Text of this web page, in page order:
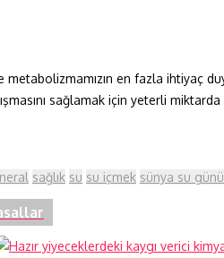
metabolizmamızın en fazla ihtiyaç
sağlamak için yeterli
sağlık su su içmek sünya su günü